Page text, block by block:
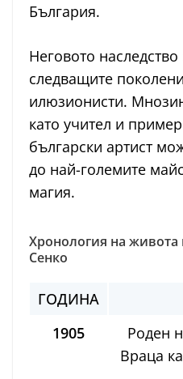
България.
Неговото
следващите
илюзионисти.
като учител и
български артист
до най-големите
магия.
Хронология на
Сенко
ГОДИНА
1905
Роден
Враца